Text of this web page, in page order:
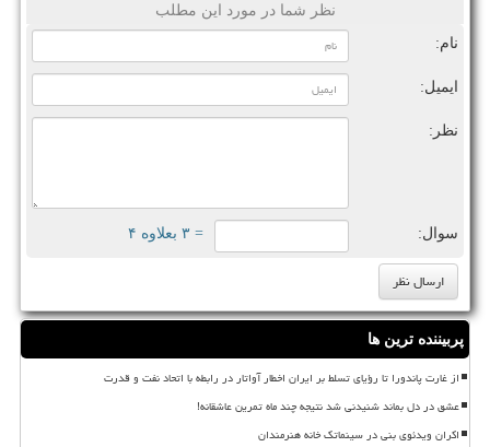
نظر شما در مورد این مطلب
نام:
ایمیل:
نظر:
سوال: = ۳ بعلاوه ۴
پربیننده ترین ها
از غارت پاندورا تا رؤیای تسلط بر ایران اخطار آواتار در رابطه با اتحاد نفت و قدرت
عشق در دل بماند شنیدنی شد نتیجه چند ماه تمرین عاشقانه!
اکران ویدئوی بنی در سینماتک خانه هنرمندان